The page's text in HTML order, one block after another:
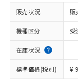
販売状況 販
機種区分 受
在庫状況
標準価格(税別) ¥